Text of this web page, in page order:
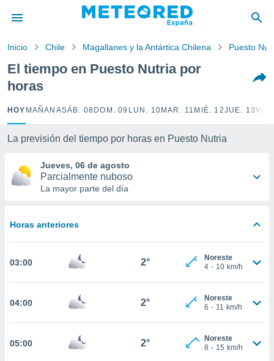
por
para
la
calidad.
a este
las
y
forma
basada
permite
coste.
botón
CONTINUAR
Inicio Chile Magallanes y la Antártica Chilena Puesto
El tiempo en Puesto Nutria por
horas
HOY MAÑANASÁB. 08 DOM. 09 LUN. 10 MAR. 11 MIÉ. 12JUE. 13VIE.
La previsión del tiempo por horas en Puesto Nutria
Jueves, 06 de agosto
Parcialmente nuboso
La mayor parte del día
Horas anteriores
03:00 2°
Noreste
4 - 10 km/h
04:00 2°
Noreste
6 - 11 km/h
05:00 2°
Noreste
8 - 15 km/h